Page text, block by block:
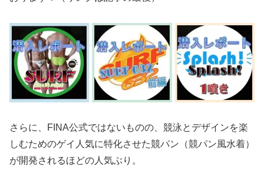
さらに、FINA公式ではないものの、競泳とデザインを楽
しむためのゲイ人気に特化させた競パン（競パン風水着）
が開発されるほどの人気ぶり。